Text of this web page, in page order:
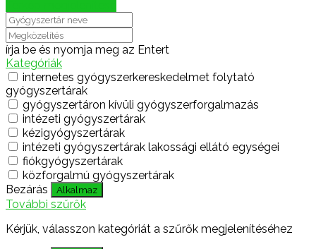
írja be és nyomja meg az Entert
Kategóriák
internetes gyógyszerkereskedelmet folytató
gyógyszertárak
gyógyszertáron kívüli gyógyszerforgalmazás
intézeti gyógyszertárak
kézigyógyszertárak
intézeti gyógyszertárak lakossági ellátó egységei
fiókgyógyszertárak
közforgalmú gyógyszertárak
Bezárás
Alkalmaz
További szűrők
Kérjük, válasszon kategóriát a szűrők megjelenítéséhez